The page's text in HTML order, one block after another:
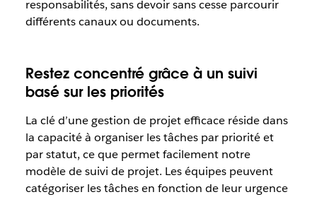
responsabilités, sans devoir sans cesse parcourir
différents canaux ou documents.
Restez concentré grâce à un suivi
basé sur les priorités
La clé d’une gestion de projet efficace réside dans
la capacité à organiser les tâches par priorité et
par statut, ce que permet facilement notre
modèle de suivi de projet. Les équipes peuvent
catégoriser les tâches en fonction de leur urgence